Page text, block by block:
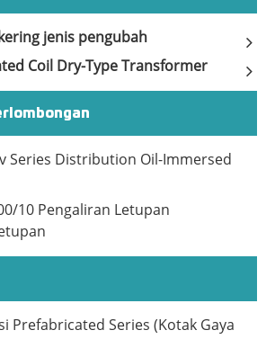
jenis pengubah
Coil Dry-Type Transformer
Series Distribution Oil-Immersed
10 Pengaliran Letupan
Prefabricated Series (Kotak Gaya